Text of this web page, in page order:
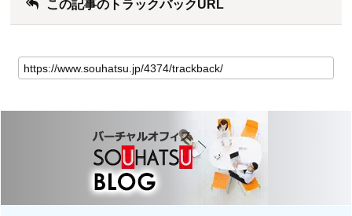
この記事のトラックバックURL